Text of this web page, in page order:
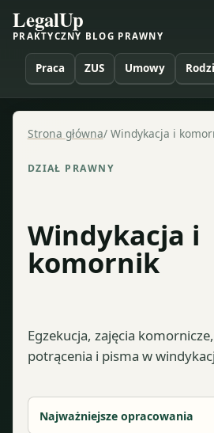
LegalUp
PRAKTYCZNY BLOG PRAWNY
Praca ZUS Umowy
Strona główna/ Windykacja i
DZIAŁ PRAWNY
Windykacja i
komornik
Egzekucja, zajęcia
potrącenia i pisma w
Najważniejsze opracowania